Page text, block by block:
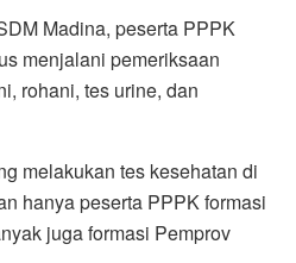
Madina, peserta PPPK
menjalani pemeriksaan
rohani, tes urine, dan
melakukan tes kesehatan di
hanya peserta PPPK formasi
juga formasi Pemprov